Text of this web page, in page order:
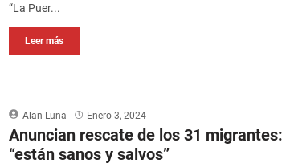
“La Puer...
Leer más
Alan Luna Enero 3, 2024
Anuncian rescate de los 31 migrantes:
“están sanos y salvos”